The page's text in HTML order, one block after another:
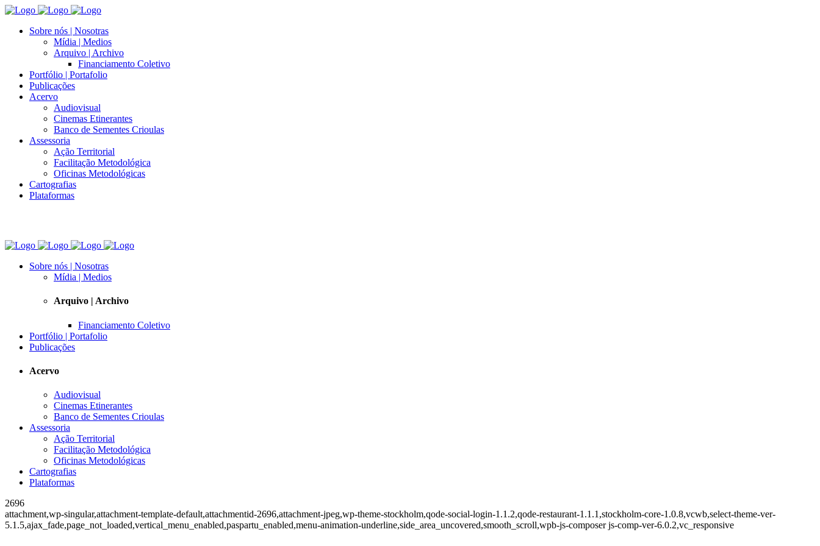
Sobre nós | Nosotras
Mídia | Medios
Arquivo | Archivo
Financiamento Coletivo
Portfólio | Portafolio
Publicações
Acervo
Audiovisual
Cinemas Etinerantes
Banco de Sementes Crioulas
Assessoria
Ação Territorial
Facilitação Metodológica
Oficinas Metodológicas
Cartografias
Plataformas
Sobre nós | Nosotras
Mídia | Medios
Arquivo | Archivo
Financiamento Coletivo
Portfólio | Portafolio
Publicações
Acervo
Audiovisual
Cinemas Etinerantes
Banco de Sementes Crioulas
Assessoria
Ação Territorial
Facilitação Metodológica
Oficinas Metodológicas
Cartografias
Plataformas
2696
attachment,wp-singular,attachment-template-default,attachmentid-2696,attachment-jpeg,wp-theme-stockholm,qode-social-login-1.1.2,qode-restaurant-1.1.1,stockholm-core-1.0.8,vcwb,select-theme-ver-
5.1.5,ajax_fade,page_not_loaded,vertical_menu_enabled,paspartu_enabled,menu-animation-underline,side_area_uncovered,smooth_scroll,wpb-js-composer js-comp-ver-6.0.2,vc_responsive